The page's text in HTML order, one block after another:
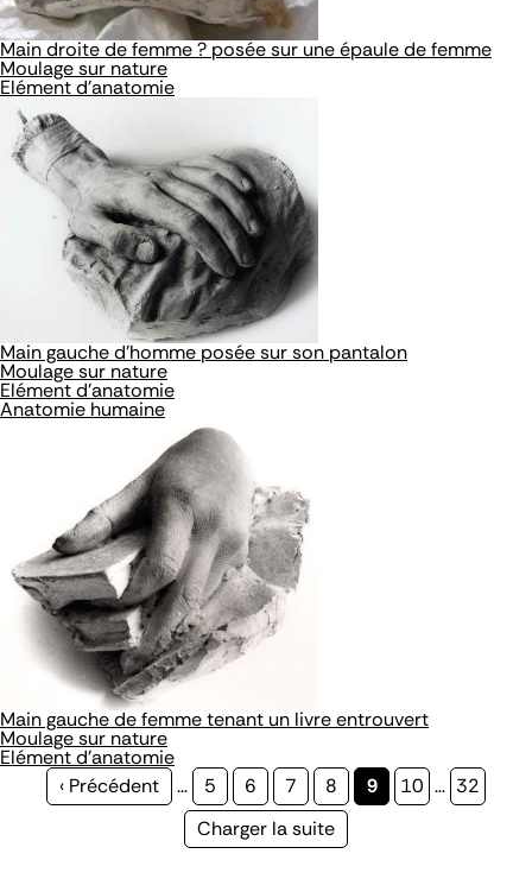
Main droite de femme ? posée sur une épaule de femme
Moulage sur nature
Elément d'anatomie
Main gauche d'homme posée sur son pantalon
Moulage sur nature
Elément d'anatomie
Anatomie humaine
Main gauche de femme tenant un livre entrouvert
Moulage sur nature
Elément d'anatomie
Page
‹ Précédent … Page
5 Page
6 Page
7 Page
8
Page
9 Page
10 … Page
32
Page
Charger la suite